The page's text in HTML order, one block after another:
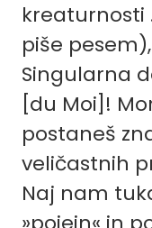
kreaturnosti
piše
Singularna
[du Moi]!
postaneš
veličastnih
Naj nam